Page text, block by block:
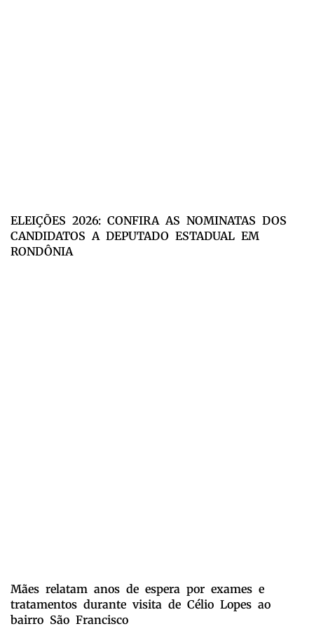
ELEIÇÕES 2026: CONFIRA AS NOMINATAS DOS
CANDIDATOS A DEPUTADO ESTADUAL EM
RONDÔNIA
Mães relatam anos de espera por exames e
tratamentos durante visita de Célio Lopes ao
bairro São Francisco